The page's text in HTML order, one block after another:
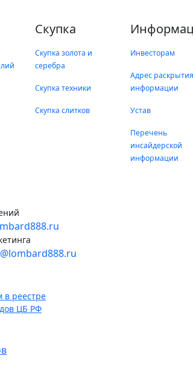
Скупка
Скупка золота и
серебра
Скупка техники
Скупка слитков
Инвесторам
Адрес раскрытия
информации
Устав
Перечень
инсайдерской
информации
в реестре
ЦБ РФ